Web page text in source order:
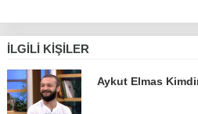
İLGILI KIŞILER
Aykut Elmas